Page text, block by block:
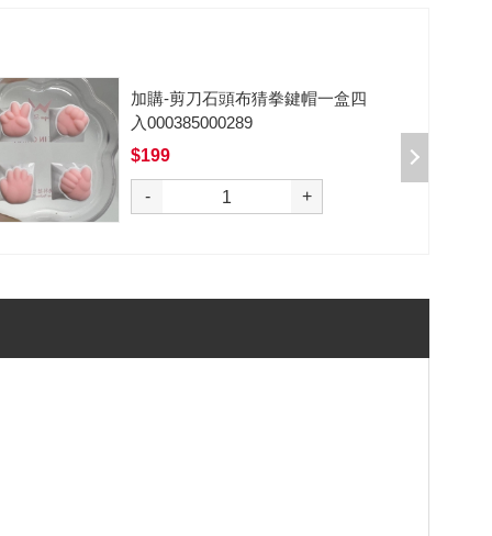
加購-剪刀石頭布猜拳鍵帽一盒四
入000385000289
$199
- +